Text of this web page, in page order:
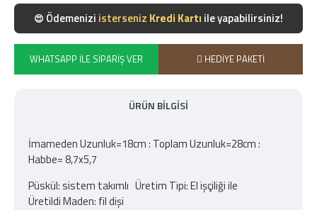
😍 Ödemenizi isterseniz Kredi Kartı ile yapabilirsiniz!
WHATSAPP İLE SIPARIŞ VER HEDIYE PAKETI
ÜRÜN BILGISI
İmameden Uzunluk=18cm : Toplam Uzunluk=28cm :
Habbe= 8,7x5,7
Püskül: sistem takımlı Üretim Tipi: El işçiliği ile
Üretildi Maden: fil dişi